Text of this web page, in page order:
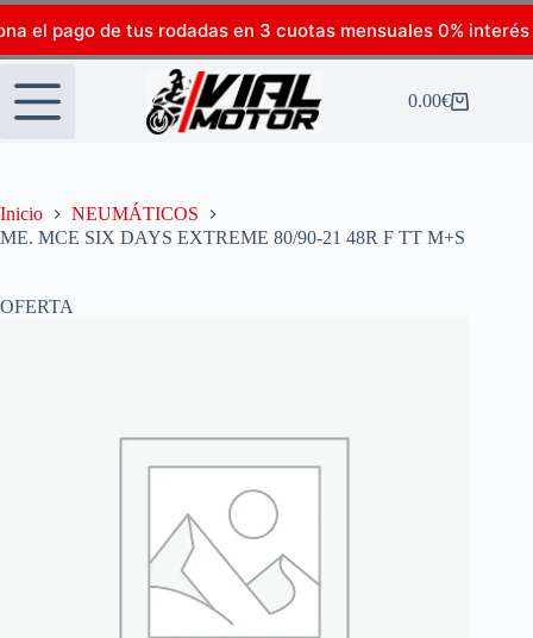
el pago de tus rodadas en 3 cuotas mensuales 0% interés
0.00€
Inicio
NEUMÁTICOS
ME. MCE SIX DAYS EXTREME 80/90-21 48R F TT M+S
OFERTA